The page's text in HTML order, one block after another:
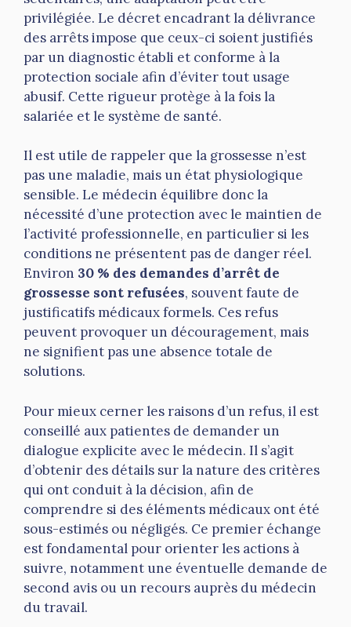
privilégiée. Le décret encadrant la délivrance
des arrêts impose que ceux-ci soient justifiés
par un diagnostic établi et conforme à la
protection sociale afin d’éviter tout usage
abusif. Cette rigueur protège à la fois la
salariée et le système de santé.
Il est utile de rappeler que la grossesse n’est
pas une maladie, mais un état physiologique
sensible. Le médecin équilibre donc la
nécessité d’une protection avec le maintien de
l’activité professionnelle, en particulier si les
conditions ne présentent pas de danger réel.
Environ 30 % des demandes d’arrêt de
grossesse sont refusées, souvent faute de
justificatifs médicaux formels. Ces refus
peuvent provoquer un découragement, mais
ne signifient pas une absence totale de
solutions.
Pour mieux cerner les raisons d’un refus, il est
conseillé aux patientes de demander un
dialogue explicite avec le médecin. Il s’agit
d’obtenir des détails sur la nature des critères
qui ont conduit à la décision, afin de
comprendre si des éléments médicaux ont été
sous-estimés ou négligés. Ce premier échange
est fondamental pour orienter les actions à
suivre, notamment une éventuelle demande de
second avis ou un recours auprès du médecin
du travail.